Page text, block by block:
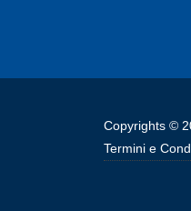
Copyrights ©
Termini e